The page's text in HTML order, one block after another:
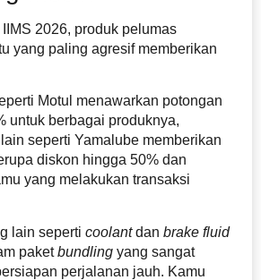
2026, produk pelumas
yang paling agresif memberikan
Motul menawarkan potongan
untuk berbagai produknya,
seperti Yamalube memberikan
diskon hingga 50% dan
yang melakukan transaksi
lain seperti coolantdan brake fluid
paketbundling yang sangat
perjalanan jauh. Kamu